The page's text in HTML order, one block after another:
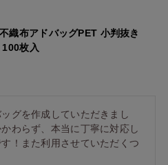
不織布アドバッグPET 小判抜き
枚入
グを作成していただきまし
わらず、本当に丁寧に対応し
！また利用させていただくつ